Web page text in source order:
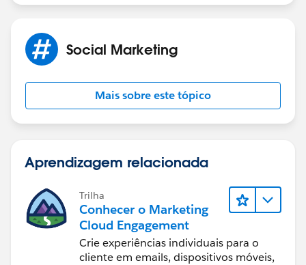
Social Marketing
Mais sobre este tópico
Aprendizagem relacionada
Trilha
Conhecer o Marketing
Cloud Engagement
Crie experiências individuais para o
cliente em emails, dispositivos móveis,